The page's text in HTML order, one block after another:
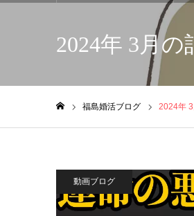
2024年 3月の
福島婚活ブログ 2024年
動画ブログ